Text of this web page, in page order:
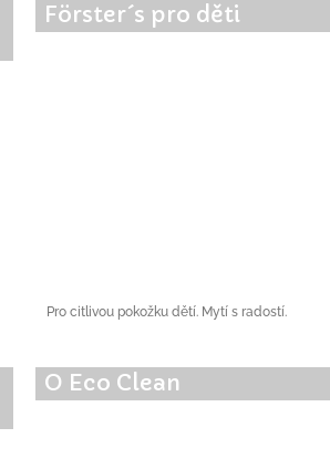
Pro citlivou pokožku dětí. Mytí s radostí.
Förster´s pro děti
O Eco Clean